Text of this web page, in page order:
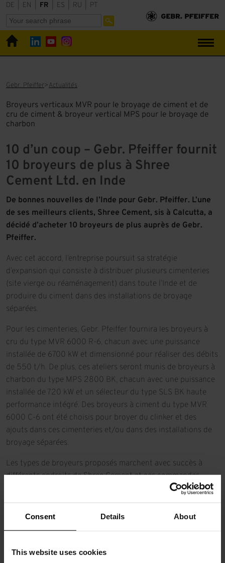
Consent Details About
This website uses cookies
DE EN FR ES RU PT
Gebr. Pfeiffer Actualités
Broyeurs verticaux MVR pour le broyage de ciment et de
cru de ciment & broyeur vertical MPS pour le broyage de
charbon
10 d’un coup – Gebr. Pfeiffer fournit
10 broyeurs de plus à Shree
Cement Ltd. en Inde
De bonnes nouvelles de l’Inde pour Gebr. Pfeiffer. L’une
de ses meilleurs clients, Shree Cement, sis à Calcutta, a
décidé d’acheter 10 broyeurs de plus auprès de Gebr.
Pfeiffer.
Avec cet accord, l’entreprise poursuit sa stratégie
d’expansion qui consiste à distribuer plusieurs cimenteries
(site vierge ou réaménagement) dans toute l’Inde et de
produire du ciment dans des installations de broyage
séparées.
Pour les cimenteries, Gebr. Pfeiffer fournira les broyeurs à
cru du type MVR 6000 R-6, chacun avec une puissance
installée de 6700 kW et dimensionné pour réaliser des débits
de 550 t/h. De plus, ces ateliers seront munis de broyeurs à
charbon du type MPS 2800 BK, chacun avec une puissance
installée de 720 kW et un sélecteur du type SLS BK haute
performance intégré. Des broyeurs à ciment du type MVR
6000 C-6 ont été choisis pour broyer du clinker et des
ajouts dans ces cimenteries et/ou dans des installations de
broyage séparées.
Les types de broyeurs proposés marchent avec succès à
différents endroits de Shree Cement et ces commandes
répétées démontrent bien la satisfaction du client qui
exploite à présent 24 broyeurs Pfeiffer.
Le broyeur MVR avec ses 6 galets de broyage, qui sont
activement redondants, s’est révélé particulièrement efficace
dans le broyage intégral de ciment. Par rapport à d’autres